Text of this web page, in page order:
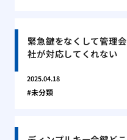
緊急鍵をなくして管理会
社が対応してくれない
2025.04.18
未分類